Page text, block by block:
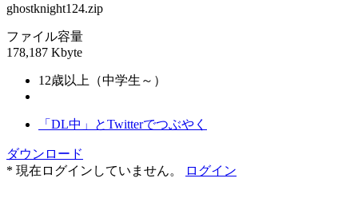
ghostknight124.zip
ファイル容量
178,187 Kbyte
12歳以上（中学生～）
「DL中」とTwitterでつぶやく
ダウンロード
* 現在ログインしていません。
ログイン